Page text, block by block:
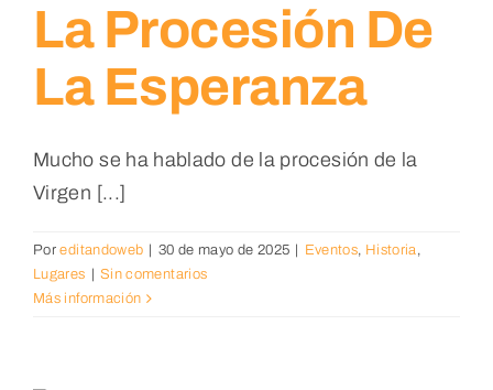
La Procesión De
La Esperanza
Mucho se ha hablado de la procesión de la
Virgen [...]
Poreditandoweb 30 de mayo de 2025 Eventos, Historia,
Lugares
Sin comentarios
Más información